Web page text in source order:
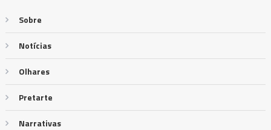
Sobre
Notícias
Olhares
Pretarte
Narrativas